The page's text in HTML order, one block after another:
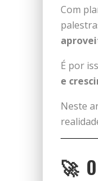
Com
É por
e
Neste
🚀